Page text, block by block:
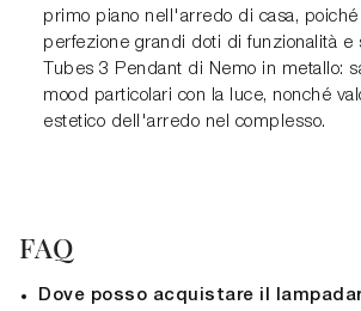
primo piano nell'arredo di casa, poiché
perfezione grandi doti di funzionalità e
Tubes 3 Pendant di Nemo in metallo:
mood particolari con la luce, nonché
estetico dell'arredo nel complesso.
FAQ
Dove posso acquistare il